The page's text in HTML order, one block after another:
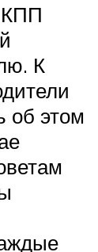
К
об этом